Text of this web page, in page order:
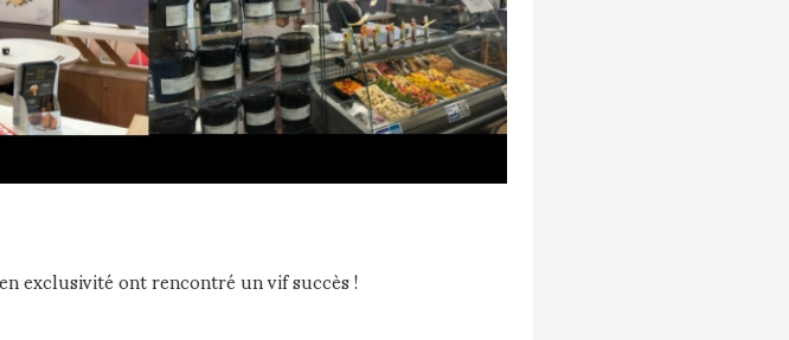
exclusivité ont rencontré un vif succès !